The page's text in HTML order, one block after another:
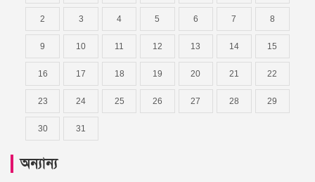
2 3 4 5 6 7 8
9 10 11 12 13 14 15
16 17 18 19 20 21 22
23 24 25 26 27 28 29
30 31
অন্যান্য